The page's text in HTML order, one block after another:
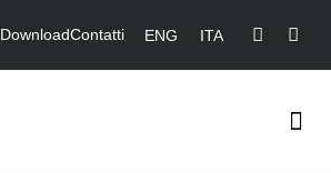
DownloadContatti ENG ITA